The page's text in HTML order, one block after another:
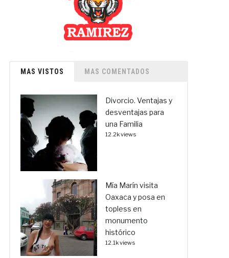
MAS VISTOS MAS COMENTADOS
Divorcio. Ventajas y
desventajas para
una Familia
12.2k views
Mía Marín visita
Oaxaca y posa en
topless en
monumento
histórico
12.1k views